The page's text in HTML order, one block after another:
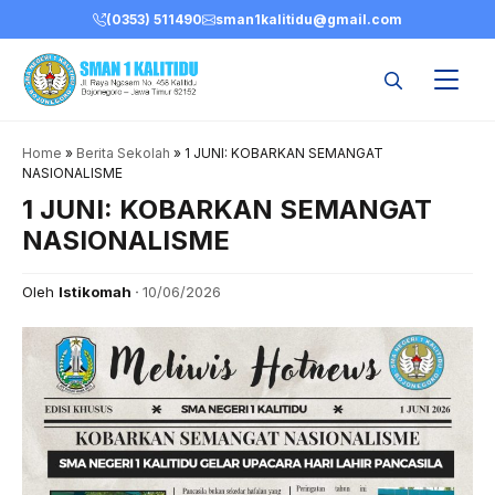
to
content
(0353) 511490 sman1kalitidu@gmail.com
Home » Berita Sekolah » 1 JUNI: KOBARKAN SEMANGAT
NASIONALISME
1 JUNI: KOBARKAN SEMANGAT
NASIONALISME
Oleh Istikomah 10/06/2026